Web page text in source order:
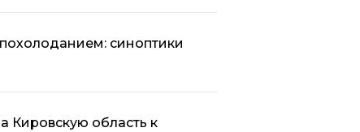
синоптики
область к